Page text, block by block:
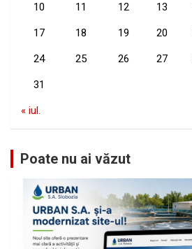
10 11 12 13
17 18 19 20
24 25 26 27
31
« iul.
Poate nu ai văzut